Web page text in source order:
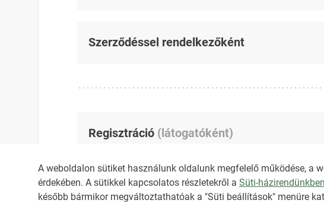
A weboldalon sütiket használunk oldalunk megfelelő működése, a
érdekében. A sütikkel kapcsolatos részletekről a Süti-házirendünkben
később bármikor megváltoztathatóak a "Süti beállítások" menüre
Szerződéssel rendelkezőként
Regisztráció (látogatóként)